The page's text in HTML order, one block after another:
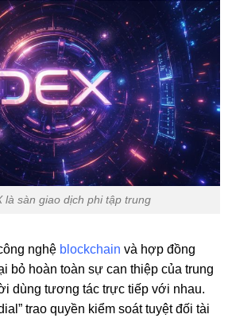
là sàn giao dịch phi tập trung
nghệ blockchain và hợp đồng
bỏ hoàn toàn sự can thiệp của trung
dùng tương tác trực tiếp với nhau.
trao quyền kiểm soát tuyệt đối tài